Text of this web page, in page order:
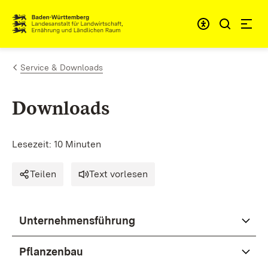
Zum Inhalt springen
Link zur Startseite
Service & Downloads
Downloads
Lesezeit: 10 Minuten
Teilen Text vorlesen
Unternehmensführung
Pflanzenbau